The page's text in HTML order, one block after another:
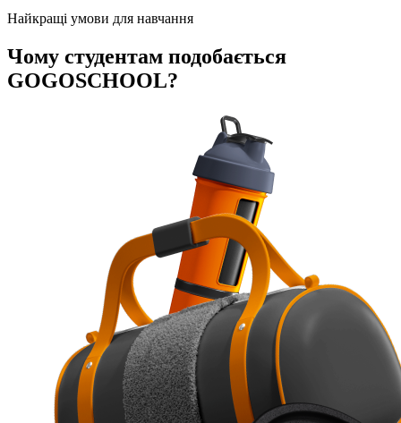
Найкращі умови для навчання
Чому студентам подобається
GOGOSCHOOL?